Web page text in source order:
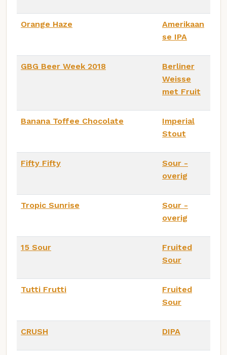
Orange Haze
Amerikaan
se IPA
GBG Beer Week 2018
Berliner
Weisse
met Fruit
Banana Toffee Chocolate
Imperial
Stout
Fifty Fifty
Sour -
overig
Tropic Sunrise
Sour -
overig
15 Sour
Fruited
Sour
Tutti Frutti
Fruited
Sour
CRUSH DIPA